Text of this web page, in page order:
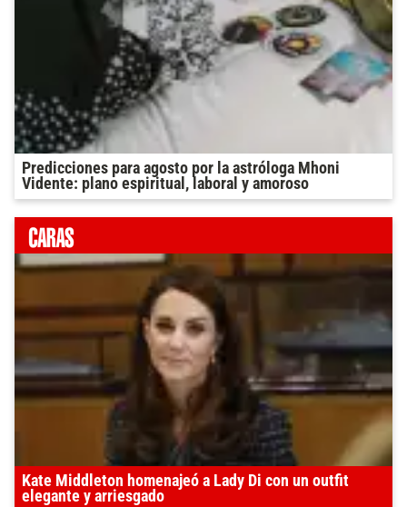
Predicciones para agosto por la astróloga Mhoni
Vidente: plano espiritual, laboral y amoroso
Kate Middleton homenajeó a Lady Di con un outfit
elegante y arriesgado